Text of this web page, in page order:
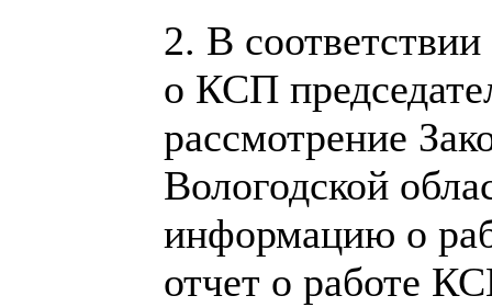
2. В
о КСП
рассмотрение
Вологодской
информацию о
отчет о работе